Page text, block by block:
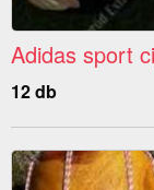
Adidas sport
12 db